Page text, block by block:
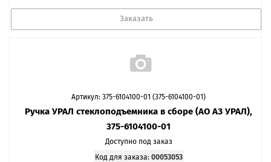
Заказать
Артикул: 375-6104100-01 (375-6104100-01)
Ручка УРАЛ стеклоподъемника в сборе (АО АЗ УРАЛ),
375-6104100-01
Доступно под заказ
Код для заказа: 00053053